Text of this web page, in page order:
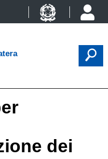
dei